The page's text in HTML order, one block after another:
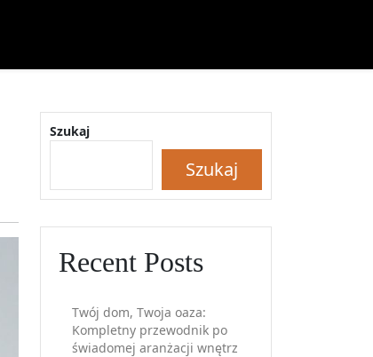
Szukaj
Szukaj
Recent Posts
Twój dom, Twoja oaza:
Kompletny przewodnik po
świadomej aranżacji wnętrz